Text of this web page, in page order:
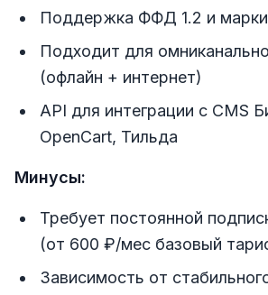
Поддержка ФФД 1.2 и
Подходит для
(офлайн + интернет)
API для интеграции с CMS
OpenCart, Тильда
Минусы:
Требует постоянной
(от 600 ₽/мес базовый
Зависимость от